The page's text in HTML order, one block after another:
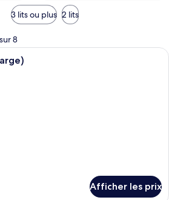
3 lits ou plus 2 lits
8
Une chambre d’hôtel avec un lit,
Afficher les prix